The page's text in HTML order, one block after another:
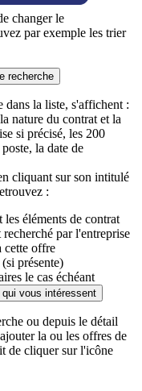
changer le
par exemple les trier
recherche
dans la liste, s'affichent :
nature du contrat et la
si précisé, les 200
la date de
cliquant sur son intitulé
:
les éléments de contrat
par l'entreprise
cette offre
présente)
le cas échéant
vous intéressent
ou depuis le détail
la ou les offres de
de cliquer sur l'icône